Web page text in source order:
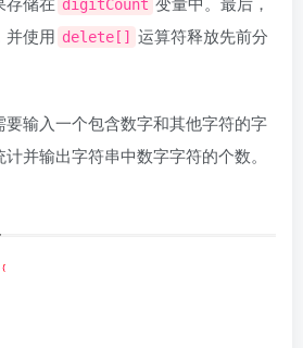
digitCount
并使用 delete[]
运算符释放先前分
输入一个包含数字和其他字符的字
并输出字符串中数字字符的个数。